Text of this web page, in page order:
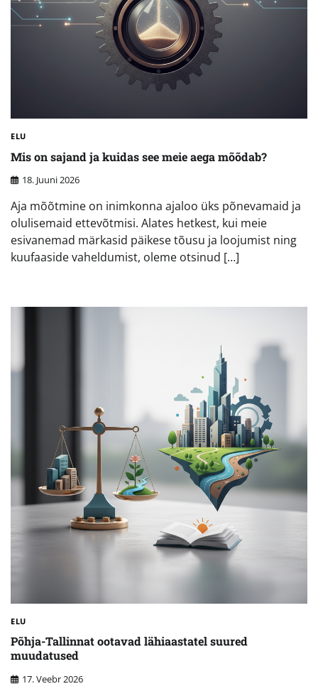
ELU
Mis on sajand ja kuidas see meie aega mõõdab?
18. Juuni 2026
Aja mõõtmine on inimkonna ajaloo üks põnevamaid ja
olulisemaid ettevõtmisi. Alates hetkest, kui meie
esivanemad märkasid päikese tõusu ja loojumist ning
kuufaaside vaheldumist, oleme otsinud […]
ELU
Põhja-Tallinnat ootavad lähiaastatel suured
muudatused
17. Veebr 2026